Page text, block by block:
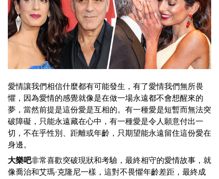
愛情讓我們相信什麼都有可能發生，有了愛情我們無所畏
懼，因為愛情的感覺就像是在做一場永遠都不會想醒來的
夢，當然前提是這份愛是互相的。有一種愛是短暫而無法突
破障礙，只能永遠藏在心中，有一種愛是令人願意付出一
切，不在乎性別、距離或年齡，只期望能永遠留住這份愛在
身邊。
大樂吧非常喜歡突破現狀和考驗，最終相守的愛情故事，就
像喬治和艾瑪·克隆尼一樣，這對不畏懼年齡差距，最終成